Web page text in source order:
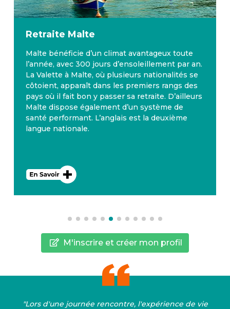
Retraite Malte
Malte bénéficie d’un climat avantageux toute
l’année, avec 300 jours d’ensoleillement par an.
La Valette à Malte, où plusieurs nationalités se
côtoient, apparaît dans les premiers rangs des
pays où il fait bon y passer sa retraite. D’ailleurs
Malte dispose également d’un système de
santé performant. L’anglais est la deuxième
langue nationale.
M'inscrire et créer mon profil
"Lors d'une journée rencontre, l'expérience de vie